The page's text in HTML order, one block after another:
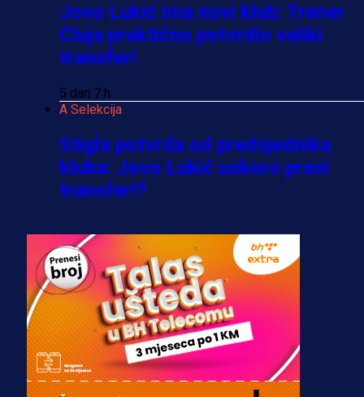
Jovo Lukić ima novi klub: Trener
Cluja praktično potvrdio veliki
transfer!
5 dan 7 h
A Selekcija
Stigla potvrda od predsjednika
kluba: Jovo Lukić uskoro pravi
transfer!?
A Selekcija
Zmajevi dobili veliko pojačanje:
Fudbaler Olympiacosa želi obući
dres BiH!
3 sedmica 5 dan
Premijer liga BiH